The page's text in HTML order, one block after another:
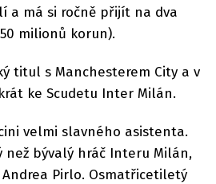
a má si ročně přijít na dva
milionů korun).
titul s Manchesterem City a v
ke Scudetu Inter Milán.
velmi slavného asistenta.
než bývalý hráč Interu Milán,
Andrea Pirlo. Osmatřicetiletý